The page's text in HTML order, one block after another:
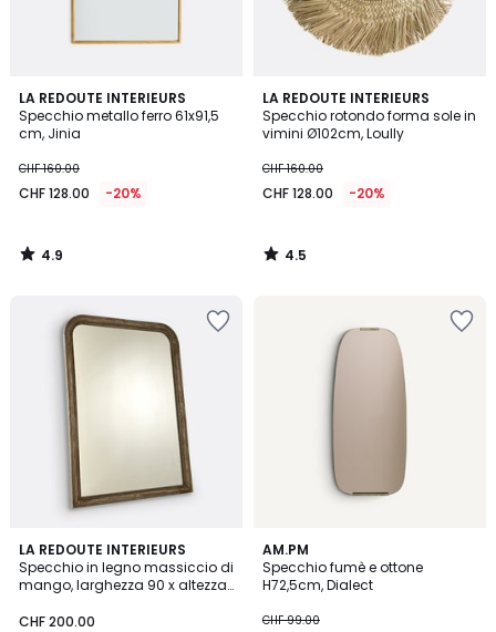
LA REDOUTE INTERIEURS
Specchio metallo ferro 61x91,5
cm, Jinia
CHF 160.00
CHF 128.00 -20%
4.9
/ 5
4.9
/
LA REDOUTE INTERIEURS
Specchio rotondo forma sole in
vimini Ø102cm, Loully
CHF 160.00
CHF 128.00 -20%
4.5
/ 5
4.5
/
LA REDOUTE INTERIEURS
Specchio in legno massiccio di
mango, larghezza 90 x altezza
CHF 200.00
4.7
/ 5
2
Colori
AM.PM
Specchio fumè e ottone
H72,5cm, Dialect
CHF 99.00
4.7
/ 5